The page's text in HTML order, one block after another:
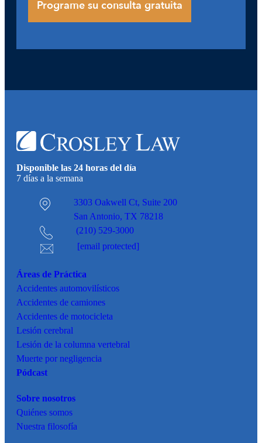
Disponible las 24 horas del día
7 días a la semana
3303 Oakwell Ct, Suite 200
San Antonio, TX 78218
(210) 529-3000
[email protected]
Áreas de Práctica
Accidentes automovilísticos
Accidentes de camiones
Accidentes de motocicleta
Lesión cerebral
Lesión de la columna vertebral
Muerte por negligencia
Pódcast
Sobre nosotros
Quiénes somos
Nuestra filosofía